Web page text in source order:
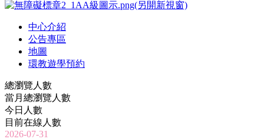
中心介紹
公告專區
地圖
環教遊學預約
總瀏覽人數
當月總瀏覽人數
今日人數
目前在線人數
2026-07-31